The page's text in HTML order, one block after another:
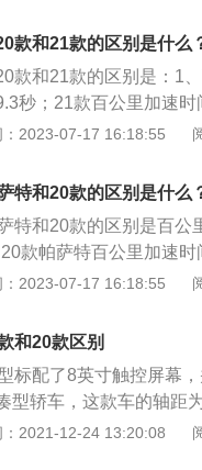
21款阿特兹长和宽分别
。
款和21款的区别是什么
款和21款的区别是：1
秒；21款百公里加速
66升；21款油箱容积为
款280TSI商务版为例：
类型为汽油。
：2023-07-17 16:18:55
特和20款的区别是什么
特和20款的区别是百公
款帕萨特百公里加速
款280TSI商务版国VI为
，车身类型为4门5
：2023-07-17 16:18:55
和20款区别
标配了8英寸触控屏幕
型轿车，这款车的轴距
毫米。速腾一共使用了
：2021-12-24 13:20:08